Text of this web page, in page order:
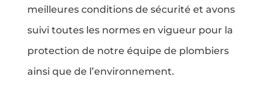
meilleures conditions de sécurité et avons
suivi toutes les normes en vigueur pour la
protection de notre équipe de plombiers
ainsi que de l’environnement.